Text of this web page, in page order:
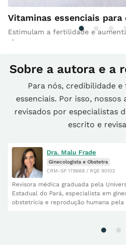
Vitaminas essenciais para
Estimulam a fertilidade e
chances
Sobre a autora e a
Para nós, credibilidade
essenciais. Por isso,
revisados por especialistas
escrito e
Dra. Malu Frade
Ginecologista e Obstetra
CRM-SP 178668 / RQE 90102
Revisora médica graduada pela
Estadual do Pará, especialista em
obstetrícia e reprodução humana pela